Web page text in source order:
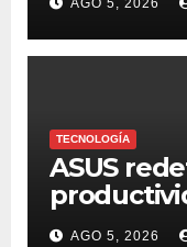
AGO 5, 2026
TECNOLOGÍA
ASUS
laAGO 5, 2026